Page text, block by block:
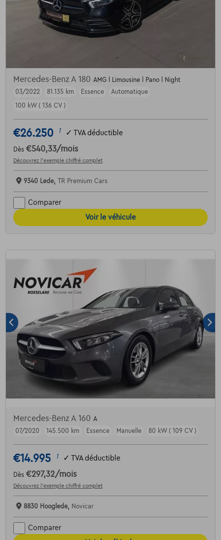
Mercedes-Benz A 180 AMG l Limousine l Pano l Night
03/2022
81.135 km Essence
Automatique
100 kW ( 136 CV )
€26.250 1 ✓ TVA déductible
Dès €540,33/mois
Découvrez l’exemple chiffré complet
9340 Lede, TR Premium Cars
Comparer
Voir le véhicule
Mercedes-Benz A 160 A
07/2020
145.500 km Essence Manuelle 80 kW ( 109 CV )
€14.995 1 ✓ TVA déductible
Dès €297,32/mois
Découvrez l’exemple chiffré complet
8830 Hooglede, Novicar
Comparer